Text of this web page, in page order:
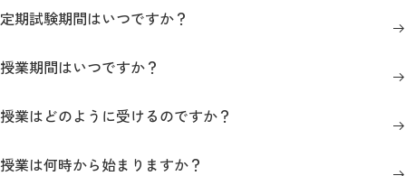
明治学院大学について
教育
定期試験期間はいつですか？
授業期間はいつですか？
授業はどのように受けるのですか？
授業は何時から始まりますか？